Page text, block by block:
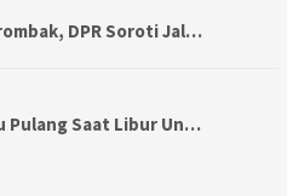
DPR Soroti Jal…
Pulang Saat Libur Un…